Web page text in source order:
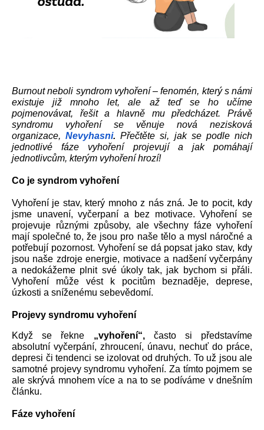
Burnout neboli syndrom vyhoření – fenomén, který s námi
existuje již mnoho let, ale až teď se ho učíme
pojmenovávat, řešit a hlavně mu předcházet. Právě
syndromu vyhoření se věnuje nová nezisková
organizace, Nevyhasni. Přečtěte si, jak se podle nich
jednotlivé fáze vyhoření projevují a jak pomáhají
jednotlivcům, kterým vyhoření hrozí!
Co je syndrom vyhoření
Vyhoření je stav, který mnoho z nás zná. Je to pocit, kdy
jsme unavení, vyčerpaní a bez motivace. Vyhoření se
projevuje různými způsoby, ale všechny fáze vyhoření
mají společné to, že jsou pro naše tělo a mysl náročné a
potřebují pozornost. Vyhoření se dá popsat jako stav, kdy
jsou naše zdroje energie, motivace a nadšení vyčerpány
a nedokážeme plnit své úkoly tak, jak bychom si přáli.
Vyhoření může vést k pocitům beznaděje, deprese,
úzkosti a sníženému sebevědomí.
Projevy syndromu vyhoření
Když se řekne „vyhoření“, často si představíme
absolutní vyčerpání, zhroucení, únavu, nechuť do práce,
depresi či tendenci se izolovat od druhých. To už jsou ale
samotné projevy syndromu vyhoření. Za tímto pojmem se
ale skrývá mnohem více a na to se podíváme v dnešním
článku.
Fáze vyhoření